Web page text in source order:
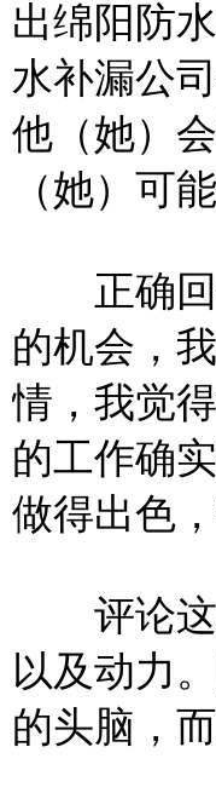
出绵阳防
水补漏公
他（她）
（她）可
正确回
的机会，
情，我觉
的工作确
做得出色
评论这
以及动力
的头脑，